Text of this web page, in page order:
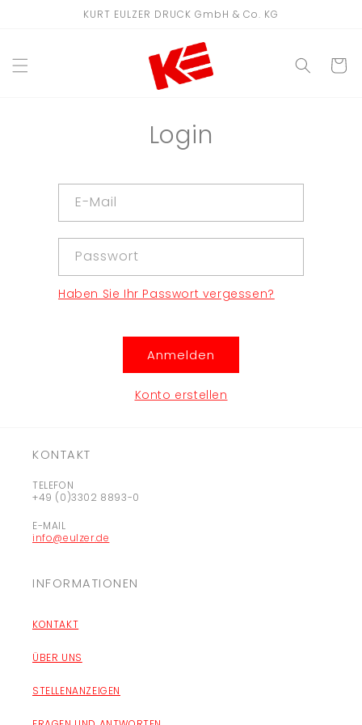
KURT EULZER DRUCK GmbH & Co. KG
Login
E-Mail
Passwort
Haben Sie Ihr Passwort vergessen?
Anmelden
Konto erstellen
KONTAKT
TELEFON
+49 (0)3302 8893-0
E-MAIL
info@eulzer.de
INFORMATIONEN
KONTAKT
ÜBER UNS
STELLENANZEIGEN